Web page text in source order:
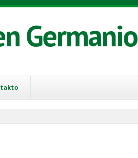
Germanio